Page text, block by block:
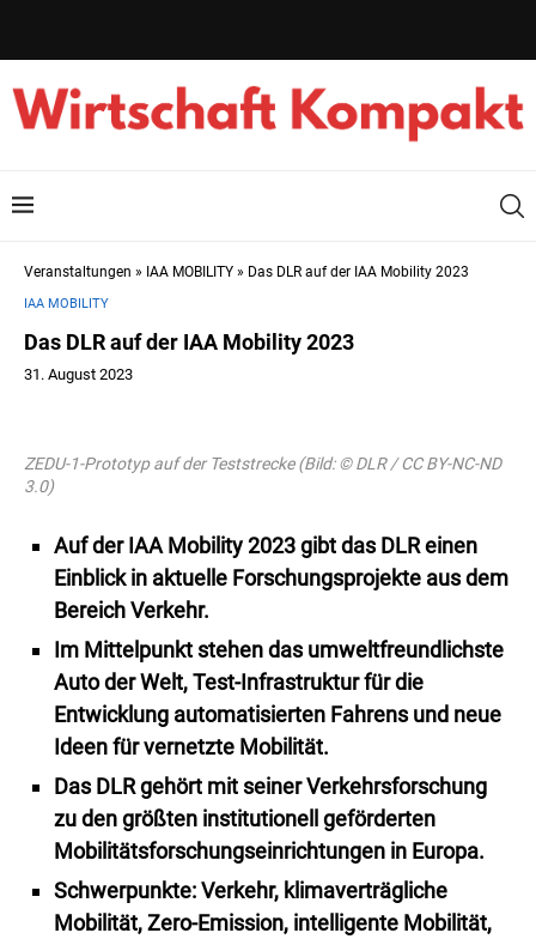
Veranstaltungen » IAA MOBILITY » Das DLR auf der IAA Mobility 2023
IAA MOBILITY
Das DLR auf der IAA Mobility 2023
31. August 2023
ZEDU-1-Prototyp auf der Teststrecke (Bild: © DLR / CC BY-NC-ND
3.0)
Auf der IAA Mobility 2023 gibt das DLR einen
Einblick in aktuelle Forschungsprojekte aus dem
Bereich Verkehr.
Im Mittelpunkt stehen das umweltfreundlichste
Auto der Welt, Test-Infrastruktur für die
Entwicklung automatisierten Fahrens und neue
Ideen für vernetzte Mobilität.
Das DLR gehört mit seiner Verkehrsforschung
zu den größten institutionell geförderten
Mobilitätsforschungseinrichtungen in Europa.
Schwerpunkte: Verkehr, klimaverträgliche
Mobilität, Zero-Emission, intelligente Mobilität,